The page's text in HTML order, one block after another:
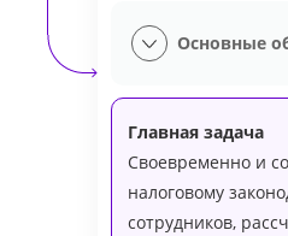
Основные
Главная задача
Своевременно и
налоговому
сотрудников,